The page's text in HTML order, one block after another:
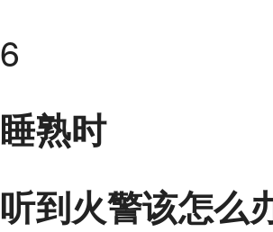
6
睡熟时
听到火警该怎么